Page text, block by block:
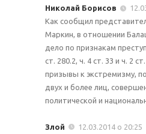
Николай Борисов
Как сообщил
Маркин, в отношении
дело по признакам
ст. 280.2, ч. 4 ст. 33 и ч. 2
призывы к экстремизму,
двух и более лиц,
политической и
Злой
12.03.2014 о 20:25